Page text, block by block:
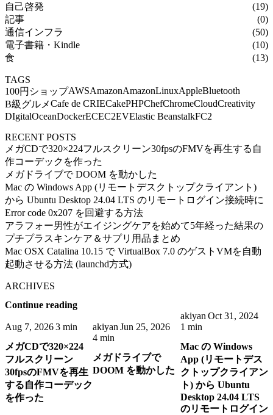
自己啓発
(19)
記事
(0)
通信インフラ
(50)
電子書籍・Kindle
(10)
食
(13)
TAGS
100円ショップAWSAmazonAmazonLinuxAppleBluetooth
B級グルメCafe de CRIECakePHPChefChromeCloudCreativity
DIgitalOceanDockerECEC2EVElastic BeanstalkFC2
RECENT POSTS
メガCDで320×224フルスクリーン30fpsのFMVを再生する自
作コーデックを作った
メガドライブで DOOM を動かした
Mac の Windows App (リモートデスクトップクライアント)
から Ubuntu Desktop 24.04 LTS のリモートログイン接続時に
Error code 0x207 を回避する方法
アラフォー男性がエイジングケアを始めて5年経った結果の
プチプラスキンケア＆サプリ用品まとめ
Mac OSX Catalina 10.15 で VirtualBox 7.0 のゲストVMを自動
起動させる方法 (launchd方式)
ARCHIVES
Continue reading
Aug 7, 20263 min
メガCDで320×224
フルスクリーン
30fpsのFMVを再生
する自作コーデック
を作った
akiyan Jun 25, 2026
4 min
メガドライブで
DOOM を動かした
akiyan Oct 31, 2024
1 min
Mac の Windows
App (リモートデス
クトップクライアン
ト) から Ubuntu
Desktop 24.04 LTS
のリモートログイン